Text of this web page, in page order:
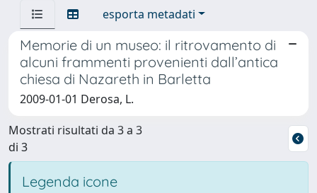
esporta metadati
Memorie di un museo: il ritrovamento di
alcuni frammenti provenienti dall’antica
chiesa di Nazareth in Barletta
2009-01-01 Derosa, L.
Mostrati risultati da 3 a 3
di 3
Legenda icone